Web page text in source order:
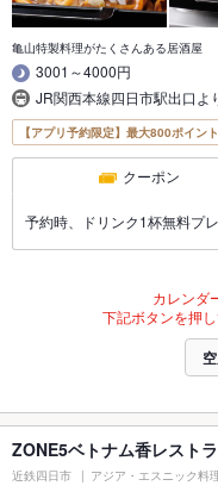
亀山特製料理がたくさんある居酒屋
3001～4000円
JR関西本線四日市駅出口よ
【アプリ予約限定】最大800ポイン
クーポン
予約時、ドリンク1杯無料プ
カレンダ
下記ボタンを押
ZONE5ベトナム香レスト
近鉄四日市 アジア・エスニック料